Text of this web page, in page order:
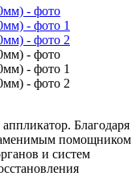
Благодаря
помощником
и систем